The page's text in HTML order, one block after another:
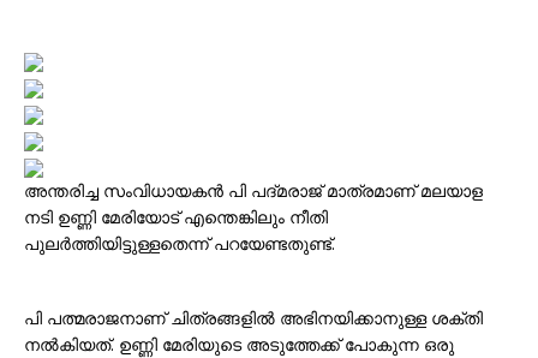
അന്തരിച്ച സംവിധായകൻ പി പദ്മരാജ് മാത്രമാണ് മലയാള
നടി ഉണ്ണി മേരിയോട് എന്തെങ്കിലും നീതി
പുലർത്തിയിട്ടുള്ളതെന്ന് പറയേണ്ടതുണ്ട്.
പി പത്മരാജനാണ് ചിത്രങ്ങളിൽ അഭിനയിക്കാനുള്ള ശക്തി
നൽകിയത്. ഉണ്ണി മേരിയുടെ അടുത്തേക്ക് പോകുന്ന ഒരു